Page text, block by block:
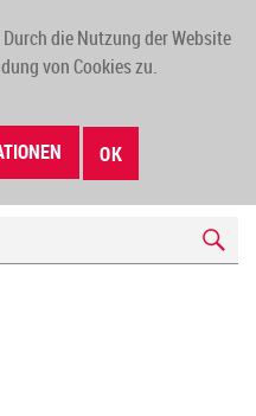
die Nutzung der Website
von Cookies zu.
OK